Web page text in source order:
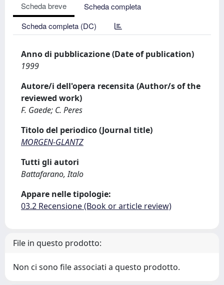
Scheda breve
Scheda completa
Scheda completa (DC)
Anno di pubblicazione (Date of publication)
1999
Autore/i dell'opera recensita (Author/s of the
reviewed work)
F. Gaede; C. Peres
Titolo del periodico (Journal title)
MORGEN-GLANTZ
Tutti gli autori
Battafarano, Italo
Appare nelle tipologie:
03.2 Recensione (Book or article review)
File in questo prodotto:
Non ci sono file associati a questo prodotto.